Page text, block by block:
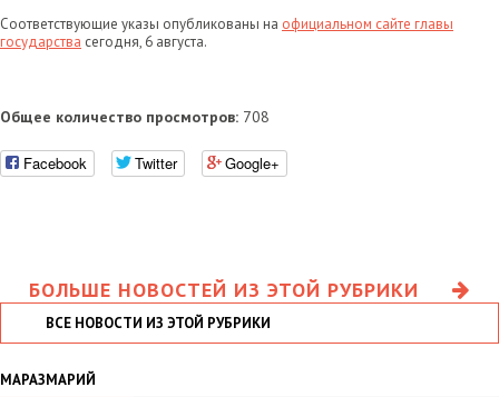
Соответствующие указы опубликованы на официальном сайте главы
государства сегодня, 6 августа.
Общее количество просмотров: 708
Facebook Twitter Google+
БОЛЬШЕ НОВОСТЕЙ ИЗ ЭТОЙ РУБРИКИ
ВСЕ НОВОСТИ ИЗ ЭТОЙ РУБРИКИ
МАРАЗМАРИЙ